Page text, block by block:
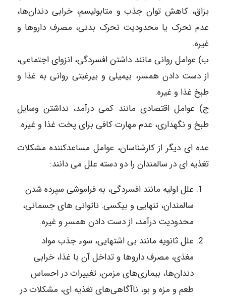
بزاق، کاهش توان جذب و متابولیسم، خرابی دندان‎‌ها،
عدم تحرک یا محدودیت تحرک بدنی، مصرف دارو‌ها و
غیره.
ب) عوامل روانی مانند داشتن افسردگی، انزوای اجتماعی،
از دست دادن همسر، بی‎میلی و بی‎رغبتی روانی به غذا و
طبخ غذا و غیره.
ج) عوامل اقتصادی مانند کمی درآمد، نداشتن وسایل
طبخ و نگهداری، عدم مهارت کافی برای پخت غذا و غیره.
عده ‎ای دیگر از کارشناسان، عوامل مساعدکننده مشکلات
تغذیه‌ ای در سالمندان را دو دسته علل می‌ دانند:
علل اولیه مانند افسردگی، به فراموشی سپرده شدن
سالمندان، تنهایی و بیکسی. ناتوانی‌ های جسمانی،
محدودیت درآمد، از دست دادن همسر و غیره.
علل ثانویه مانند بی‎ اشتهایی، سوء جذب مواد
مغذی، مصرف دارو‌ها و تداخل آن با غذا، خرابی
دندان‎‌ها، بیماری‎‌های مزمن، تغییرات در احساس
طعم و مزه و بو، ناآگاهی‎‌های تغذیه‌ ای، مشکلات در